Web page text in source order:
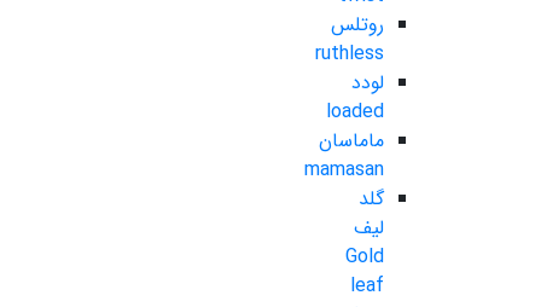
روتلس
ruthless
لودد
loaded
ماماسان
mamasan
گلد
لیف
Gold
leaf